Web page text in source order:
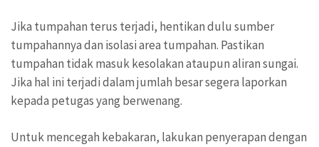
Jika tumpahan terus terjadi, hentikan dulu sumber
tumpahannya dan isolasi area tumpahan. Pastikan
tumpahan tidak masuk kesolakan ataupun aliran sungai.
Jika hal ini terjadi dalam jumlah besar segera laporkan
kepada petugas yang berwenang.
Untuk mencegah kebakaran, lakukan penyerapan dengan